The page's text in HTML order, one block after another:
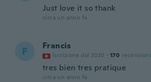
Just love it so thank
circa un anno fa
F Francis
Iscrizione dal 2020 · 170 recensioni
tres bien tres pratique
circa un anno fa